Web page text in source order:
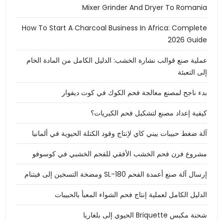
Mixer Grinder And Dryer To Romania
How To Start A Charcoal Business In Africa: Complete
2026 Guide
عملية صنع قوالب نشارة الخشب: الدليل الكامل من المادة الخام
إلى التعبئة
بدء ناجح لمصنع معالجة فحم الكوك في كوت ديفوار
كيفية إعداد مصنع لتشكيل فحم الكيريات؟
آلة ضغط حبيبات بيني كاي لإنتاج وقود الكتلة الحيوية في ألمانيا
مشروع فرن فحم الخشب الأفقي للفحم الخشبي في كوسوفو
إرسال آلة صنع أعمدة الفحم SL-180 ومضخة التسخين إلى فيتنام
الدليل الكامل لعملية إنتاج فحم الشواء المعبأ بالحبيبات
شحنة مكبس Briquette الحيوي إلى بلغاريا